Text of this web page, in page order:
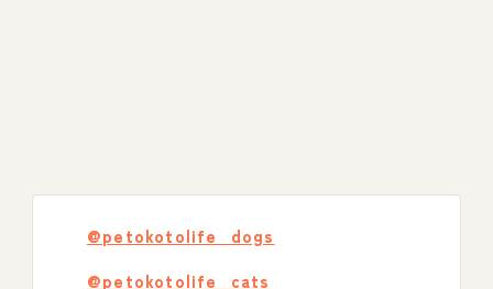
@petokotolife_dogs
@petokotolife_cats